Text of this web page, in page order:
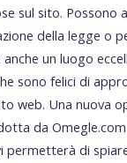
sul sito. Possono
della legge o
un luogo
sono felici di
web. Una nuova
da
permetterà di